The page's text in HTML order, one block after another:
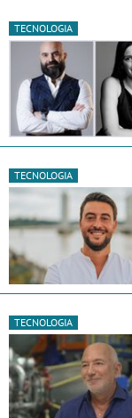
TECNOLOGIA
TECNOLOGIA
TECNOLOGIA